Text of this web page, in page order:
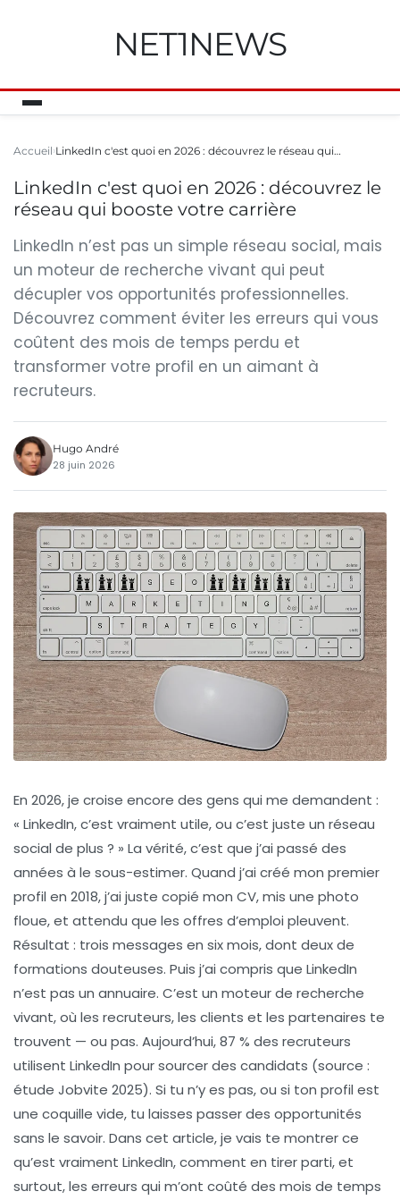
NET1NEWS
Accueil LinkedIn c'est quoi en 2026 : découvrez le réseau qui…
LinkedIn c'est quoi en 2026 : découvrez le
réseau qui booste votre carrière
LinkedIn n’est pas un simple réseau social, mais
un moteur de recherche vivant qui peut
décupler vos opportunités professionnelles.
Découvrez comment éviter les erreurs qui vous
coûtent des mois de temps perdu et
transformer votre profil en un aimant à
recruteurs.
Hugo André
28 juin 2026
En 2026, je croise encore des gens qui me demandent :
« LinkedIn, c’est vraiment utile, ou c’est juste un réseau
social de plus ? » La vérité, c’est que j’ai passé des
années à le sous-estimer. Quand j’ai créé mon premier
profil en 2018, j’ai juste copié mon CV, mis une photo
floue, et attendu que les offres d’emploi pleuvent.
Résultat : trois messages en six mois, dont deux de
formations douteuses. Puis j’ai compris que LinkedIn
n’est pas un annuaire. C’est un moteur de recherche
vivant, où les recruteurs, les clients et les partenaires te
trouvent — ou pas. Aujourd’hui, 87 % des recruteurs
utilisent LinkedIn pour sourcer des candidats (source :
étude Jobvite 2025). Si tu n’y es pas, ou si ton profil est
une coquille vide, tu laisses passer des opportunités
sans le savoir. Dans cet article, je vais te montrer ce
qu’est vraiment LinkedIn, comment en tirer parti, et
surtout, les erreurs qui m’ont coûté des mois de temps